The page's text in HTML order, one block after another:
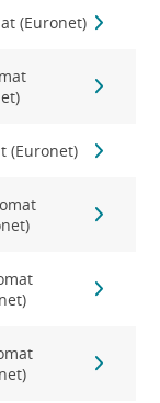
(Euronet)
(Euronet)